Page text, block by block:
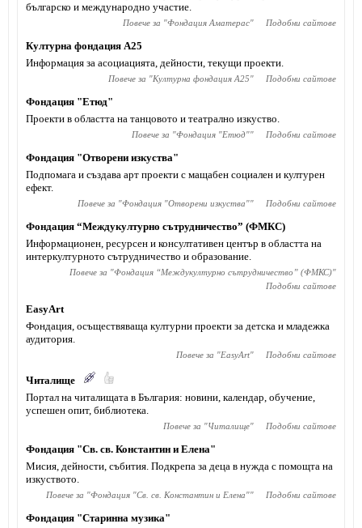
българско и международно участие.
Повече за "Фондация Аматерас" Подобни сайтове
Културна фондация А25
Информация за асоциацията, дейности, текущи проекти.
Повече за "Културна фондация А25" Подобни сайтове
Фондация "Етюд"
Проекти в областта на танцовото и театрално изкуство.
Повече за "Фондация "Етюд"" Подобни сайтове
Фондация "Отворени изкуства"
Подпомага и създава арт проекти с мащабен социален и културен
ефект.
Повече за "Фондация "Отворени изкуства"" Подобни сайтове
Фондация “Междукултурно сътрудничество” (ФМКС)
Информационен, ресурсен и консултативен център в областта на
интеркултурното сътрудничество и образование.
Повече за "Фондация “Междукултурно сътрудничество” (ФМКС)"
Подобни сайтове
EasyArt
Фондация, осъществяваща културни проекти за детска и младежка
аудитория.
Повече за "EasyArt" Подобни сайтове
Читалище
Портал на читалищата в България: новини, календар, обучение,
успешен опит, библиотека.
Повече за "Читалище" Подобни сайтове
Фондация "Св. св. Константин и Елена"
Мисия, дейности, събития. Подкрепа за деца в нужда с помощта на
изкуството.
Повече за "Фондация "Св. св. Константин и Елена"" Подобни сайтове
Фондация "Старинна музика"